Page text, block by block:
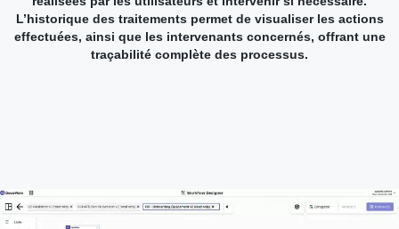
L’historique des traitements permet de visualiser les actions
effectuées, ainsi que les intervenants concernés, offrant une
traçabilité complète des processus.